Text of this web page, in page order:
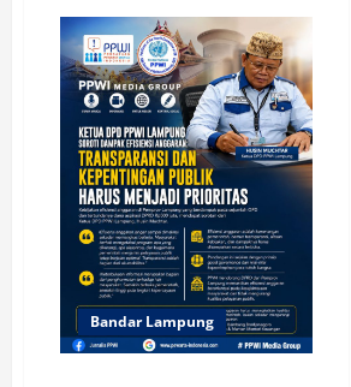
Ritel
Modern
Ilegal,
DPD
PPWI
Lampung
Desak
Bupati
dan
DPRD
Tindak
Tegas
Penegakan
Perda
No
02/2016
Bandar Lampung